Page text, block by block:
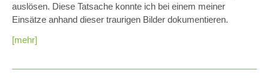
auslösen. Diese Tatsache konnte ich bei einem meiner
Einsätze anhand dieser traurigen Bilder dokumentieren.
[mehr]